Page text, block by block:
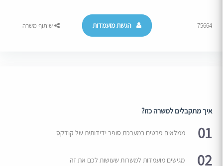
75664 הגשת מועמדות שיתוף משרה
איך מתקבלים למשרה כזו?
01 ממלאים פרטים במערכת סופר ידידותית של קודקס
02 מגישים מועמדות למשרות שעושות לכם את זה